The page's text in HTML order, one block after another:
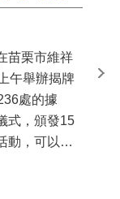
苗栗市維祥
午舉辦揭牌
處的據
式，頒發15
動，可以更
苗